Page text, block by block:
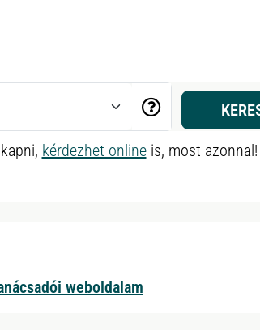
kérdezhet onlineis, most azonnal!
weboldalam